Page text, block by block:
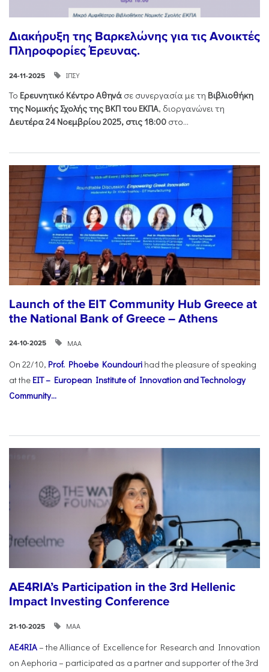
Διακήρυξη της Βαρκελώνης για τις Ανοικτές
Πληροφορίες Έρευνας.
24-11-2025 ΙΠΣΥ
Το Ερευνητικό Κέντρο Αθηνά σε συνεργασία με τη Βιβλιοθήκη
της Νομικής Σχολής της ΒΚΠ του ΕΚΠΑ, διοργανώνει τη
Δευτέρα 24 Νοεμβρίου 2025, στις 18:00 στο...
Launch of the EIT Community Hub Greece at
the National Bank of Greece – Athens
24-10-2025 ΜΑΑ
On 22/10, Prof. Phoebe Koundouri had the pleasure of speaking
at the EIT – European Institute of Innovation and Technology
Community...
AE4RIA’s Participation in the 3rd Hellenic
Impact Investing Conference
21-10-2025 ΜΑΑ
AE4RIA– the Alliance of Excellence for Research and Innovation
on Aephoria – participated as a partner and supporter of the 3rd